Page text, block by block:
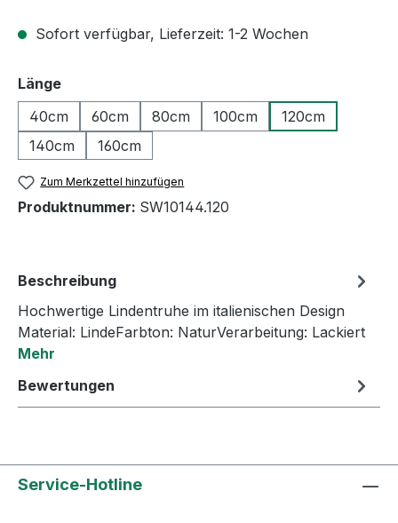
Sofort verfügbar, Lieferzeit: 1-2 Wochen
Längeauswählen
40cm
60cm 80cm 100cm
120cm
140cm
160cm
Zum Merkzettel hinzufügen
Produktnummer: SW10144.120
Beschreibung
Hochwertige Lindentruhe im italienischen Design
Material: LindeFarbton: NaturVerarbeitung: Lackiert
Mehr
Bewertungen
Service-Hotline